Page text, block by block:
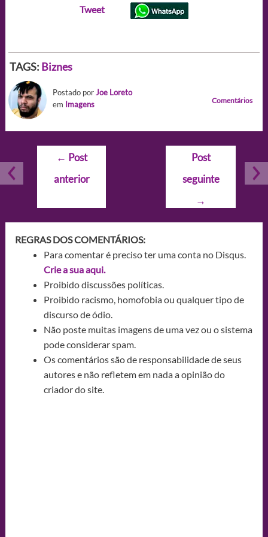
Tweet
TAGS: Biznes
Postado porJoe Loreto
em Imagens Comentários
Navegação
Post
← Post
anterior
Post
seguinte
→
REGRAS DOS COMENTÁRIOS:
Para comentar é preciso ter uma conta no Disqus.
Crie a sua aqui.
Proibido discussões políticas.
Proibido racismo, homofobia ou qualquer tipo de
discurso de ódio.
Não poste muitas imagens de uma vez ou o sistema
pode considerar spam.
Os comentários são de responsabilidade de seus
autores e não refletem em nada a opinião do
criador do site.